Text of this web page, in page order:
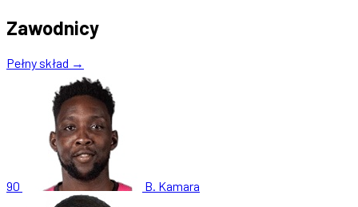
Zawodnicy
Pełny skład →
90 B. Kamara